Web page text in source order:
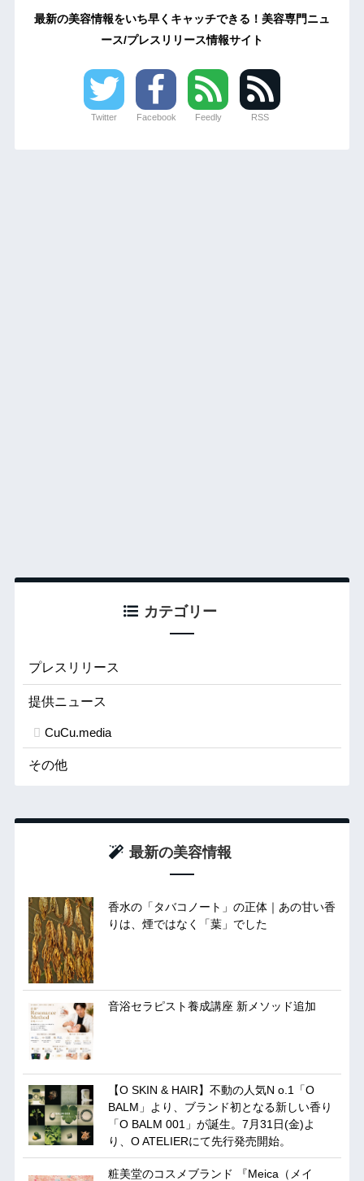
最新の美容情報をいち早くキャッチできる！美容専門ニュ
ース/プレスリリース情報サイト
Twitter Facebook Feedly RSS
カテゴリー
プレスリリース
提供ニュース
CuCu.media
その他
最新の美容情報
香水の「タバコノート」の正体｜あの甘い香
りは、煙ではなく「葉」でした
音浴セラピスト養成講座 新メソッド追加
【O SKIN & HAIR】不動の人気N o.1「O
BALM」より、ブランド初となる新しい香り
「O BALM 001」が誕生。7月31日(金)よ
り、O ATELIERにて先行発売開始。
粧美堂のコスメブランド 『Meica（メイ